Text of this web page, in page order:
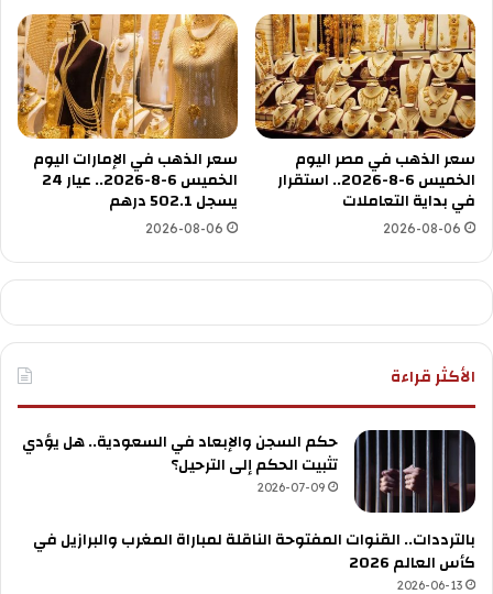
سعر الذهب في مصر اليوم
الخميس 6-8-2026.. استقرار
في بداية التعاملات
2026-08-06
سعر الذهب في الإمارات اليوم
الخميس 6-8-2026.. عيار 24
يسجل 502.1 درهم
2026-08-06
الأكثر قراءة
حكم السجن والإبعاد في السعودية.. هل يؤدي
تثبيت الحكم إلى الترحيل؟
2026-07-09
بالترددات.. القنوات المفتوحة الناقلة لمباراة المغرب والبرازيل في
كأس العالم 2026
2026-06-13